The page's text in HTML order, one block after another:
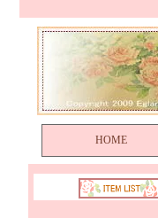
HOME